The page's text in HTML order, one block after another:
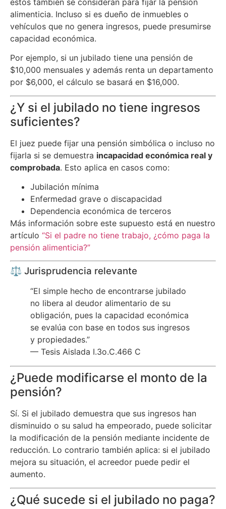
alimenticia. Incluso si es dueño de inmuebles o
vehículos que no genera ingresos, puede presumirse
capacidad económica.
Por ejemplo, si un jubilado tiene una pensión de
$10,000 mensuales y además renta un departamento
por $6,000, el cálculo se basará en $16,000.
¿Y si el jubilado no tiene ingresos
suficientes?
El juez puede fijar una pensión simbólica o incluso no
fijarla si se demuestra incapacidad económica real y
comprobada. Esto aplica en casos como:
Jubilación mínima
Enfermedad grave o discapacidad
Dependencia económica de terceros
Más información sobre este supuesto está en nuestro
artículo “Si el padre no tiene trabajo, ¿cómo paga la
pensión alimenticia?”
⚖️ Jurisprudencia relevante
“El simple hecho de encontrarse jubilado
no libera al deudor alimentario de su
obligación, pues la capacidad económica
se evalúa con base en todos sus ingresos
y propiedades.”
— Tesis Aislada I.3o.C.466 C
¿Puede modificarse el monto de la
pensión?
Sí. Si el jubilado demuestra que sus ingresos han
disminuido o su salud ha empeorado, puede solicitar
la modificación de la pensión mediante incidente de
reducción. Lo contrario también aplica: si el jubilado
mejora su situación, el acreedor puede pedir el
aumento.
¿Qué sucede si el jubilado no paga?